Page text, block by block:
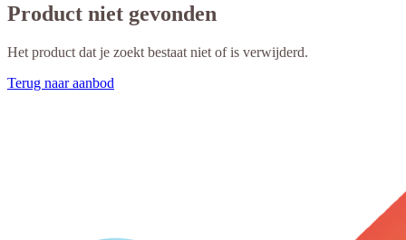
Product niet gevonden
Het product dat je zoekt bestaat niet of is verwijderd.
Terug naar aanbod